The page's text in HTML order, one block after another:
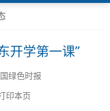
开学第一课”
绿色时报
印本页